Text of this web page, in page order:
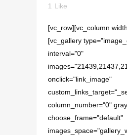
1 Like
[vc_row][vc_column
[vc_gallery
interval="0"
onclick="link_image"
column_number="0"
choose_frame="default"